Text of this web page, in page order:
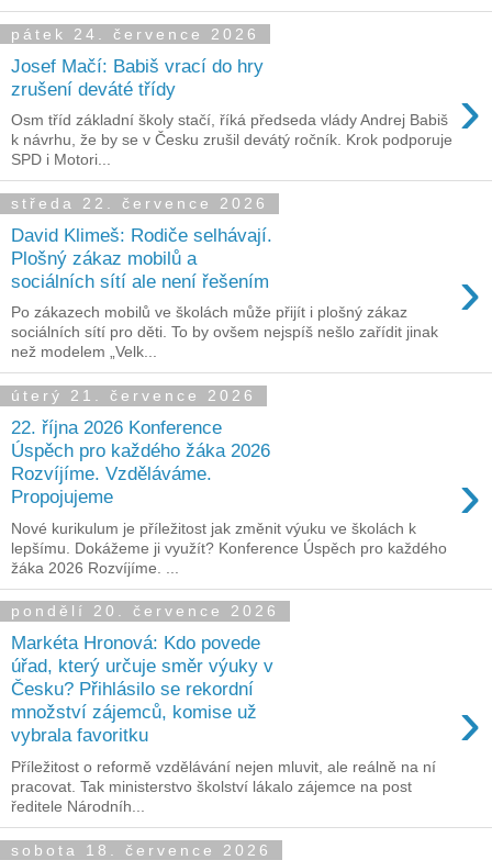
pátek 24. července 2026
Josef Mačí: Babiš vrací do hry
zrušení deváté třídy
›
Osm tříd základní školy stačí, říká předseda vlády Andrej Babiš
k návrhu, že by se v Česku zrušil devátý ročník. Krok podporuje
SPD i Motori...
středa 22. července 2026
David Klimeš: Rodiče selhávají.
Plošný zákaz mobilů a
sociálních sítí ale není řešením
›
Po zákazech mobilů ve školách může přijít i plošný zákaz
sociálních sítí pro děti. To by ovšem nejspíš nešlo zařídit jinak
než modelem „Velk...
úterý 21. července 2026
22. října 2026 Konference
Úspěch pro každého žáka 2026
Rozvíjíme. Vzděláváme.
Propojujeme
›
Nové kurikulum je příležitost jak změnit výuku ve školách k
lepšímu. Dokážeme ji využít? Konference Úspěch pro každého
žáka 2026 Rozvíjíme. ...
pondělí 20. července 2026
Markéta Hronová: Kdo povede
úřad, který určuje směr výuky v
Česku? Přihlásilo se rekordní
množství zájemců, komise už
vybrala favoritku
›
Příležitost o reformě vzdělávání nejen mluvit, ale reálně na ní
pracovat. Tak ministerstvo školství lákalo zájemce na post
ředitele Národníh...
sobota 18. července 2026